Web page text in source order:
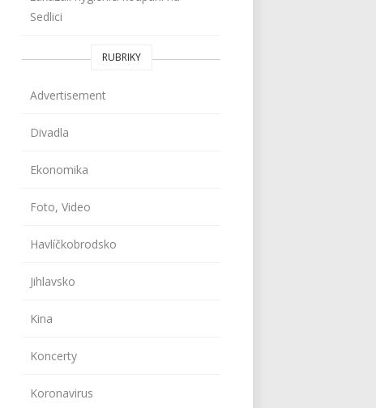
Sedlici
RUBRIKY
Advertisement
Divadla
Ekonomika
Foto, Video
Havlíčkobrodsko
Jihlavsko
Kina
Koncerty
Koronavirus